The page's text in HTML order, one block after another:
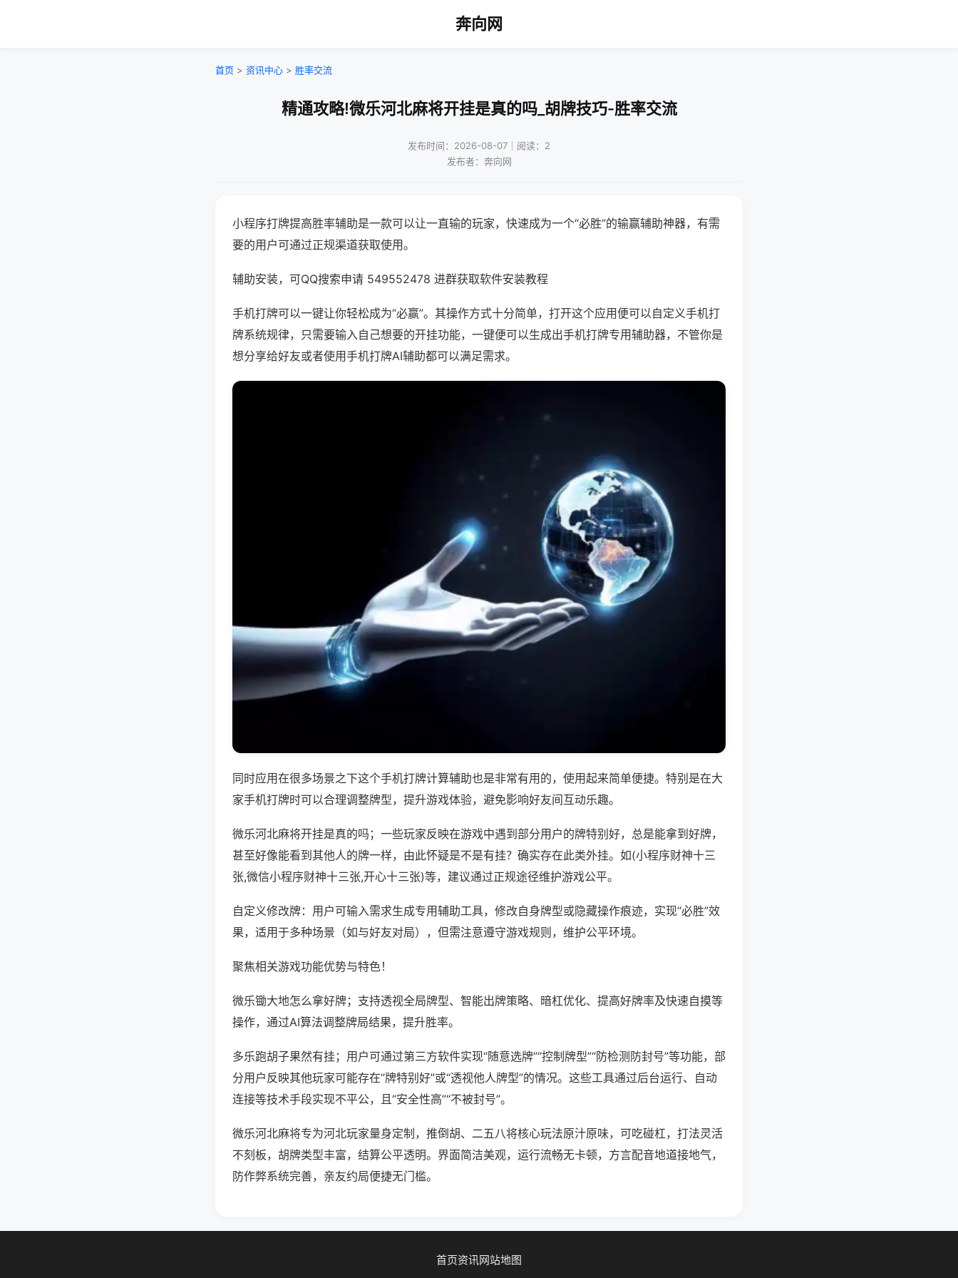
奔向网
首页 > 资讯中心 > 胜率交流
精通攻略!微乐河北麻将开挂是真的吗_胡牌技巧-胜率交流
发布时间：2026-08-07｜阅读：2
发布者：奔向网
小程序打牌提高胜率辅助是一款可以让一直输的玩家，快速成为一个“必胜”的输赢辅助神器，有需
要的用户可通过正规渠道获取使用。
辅助安装，可QQ搜索申请 549552478 进群获取软件安装教程
手机打牌可以一键让你轻松成为“必赢”。其操作方式十分简单，打开这个应用便可以自定义手机打
牌系统规律，只需要输入自己想要的开挂功能，一键便可以生成出手机打牌专用辅助器，不管你是
想分享给好友或者使用手机打牌AI辅助都可以满足需求。
同时应用在很多场景之下这个手机打牌计算辅助也是非常有用的，使用起来简单便捷。特别是在大
家手机打牌时可以合理调整牌型，提升游戏体验，避免影响好友间互动乐趣。
微乐河北麻将开挂是真的吗；一些玩家反映在游戏中遇到部分用户的牌特别好，总是能拿到好牌，
甚至好像能看到其他人的牌一样，由此怀疑是不是有挂？确实存在此类外挂。如(小程序财神十三
张,微信小程序财神十三张,开心十三张)等，建议通过正规途径维护游戏公平。
自定义修改牌：用户可输入需求生成专用辅助工具，修改自身牌型或隐藏操作痕迹，实现“必胜”效
果，适用于多种场景（如与好友对局），但需注意遵守游戏规则，维护公平环境。
聚焦相关游戏功能优势与特色！
微乐锄大地怎么拿好牌；支持透视全局牌型、智能出牌策略、暗杠优化、提高好牌率及快速自摸等
操作，通过AI算法调整牌局结果，提升胜率。
多乐跑胡子果然有挂；用户可通过第三方软件实现“随意选牌”“控制牌型”“防检测防封号”等功能，部
分用户反映其他玩家可能存在“牌特别好”或“透视他人牌型”的情况。这些工具通过后台运行、自动
连接等技术手段实现不平公，且“安全性高”“不被封号”。
微乐河北麻将专为河北玩家量身定制，推倒胡、二五八将核心玩法原汁原味，可吃碰杠，打法灵活
不刻板，胡牌类型丰富，结算公平透明。界面简洁美观，运行流畅无卡顿，方言配音地道接地气，
防作弊系统完善，亲友约局便捷无门槛。
首页资讯网站地图